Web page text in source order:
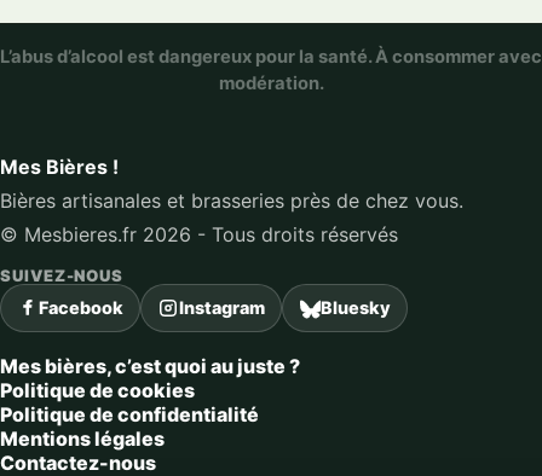
L’abus d’alcool est dangereux pour la santé. À consommer avec
modération.
Mes Bières !
Bières artisanales et brasseries près de chez vous.
© Mesbieres.fr 2026 - Tous droits réservés
SUIVEZ-NOUS
Facebook Instagram Bluesky
Mes bières, c’est quoi au juste ?
Politique de cookies
Politique de confidentialité
Mentions légales
Contactez-nous